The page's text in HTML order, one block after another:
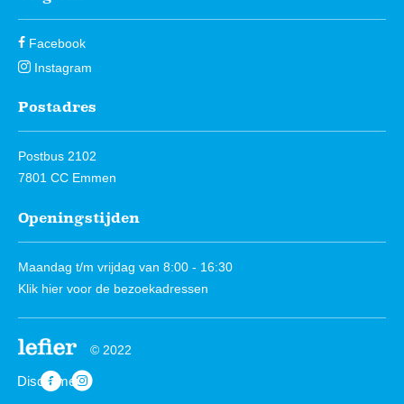
Facebook
Instagram
Postadres
Postbus 2102
7801 CC Emmen
Openingstijden
Maandag t/m vrijdag van 8:00 - 16:30
Klik hier voor de bezoekadressen
© 2022
Disclaimer
https://www.facebook.com/Lefierwonen
https://www.instagram.com/lefierwonen